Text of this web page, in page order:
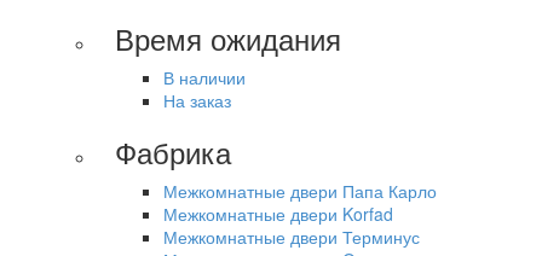
Время ожидания
В наличии
На заказ
Фабрика
Межкомнатные двери Папа Карло
Межкомнатные двери Korfad
Межкомнатные двери Терминус